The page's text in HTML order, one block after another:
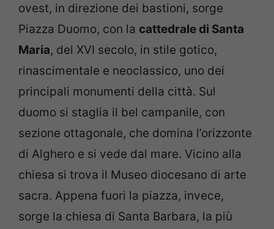
ovest, in direzione dei bastioni, sorge
Piazza Duomo, con la cattedrale di Santa
Maria, del XVI secolo, in stile gotico,
rinascimentale e neoclassico, uno dei
principali monumenti della città. Sul
duomo si staglia il bel campanile, con
sezione ottagonale, che domina l’orizzonte
di Alghero e si vede dal mare. Vicino alla
chiesa si trova il Museo diocesano di arte
sacra. Appena fuori la piazza, invece,
sorge la chiesa di Santa Barbara, la più